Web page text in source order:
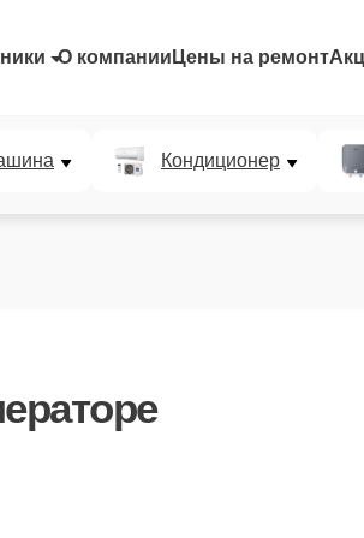
О компании Цены на ремонт
Кондиционер